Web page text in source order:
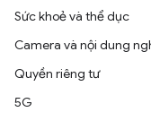
Sức khoẻ và thể dục
Camera và nội dung
Quyền riêng tư
5G